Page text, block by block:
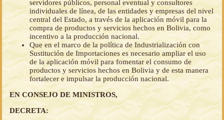
servidores públicos, personal eventual y consultores
individuales de línea, de las entidades y empresas del nivel
central del Estado, a través de la aplicación móvil para la
compra de productos y servicios hechos en Bolivia, como
incentivo a la producción nacional.
Que en el marco de la política de Industrialización con
Sustitución de Importaciones es necesario ampliar el uso
de la aplicación móvil para fomentar el consumo de
productos y servicios hechos en Bolivia y de esta manera
fortalecer e impulsar la producción nacional.
EN CONSEJO DE MINISTROS,
DECRETA: